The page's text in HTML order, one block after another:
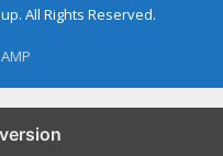
All Rights Reserved.